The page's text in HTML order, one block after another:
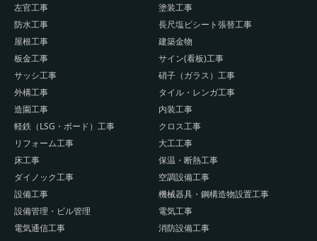
左官工事
塗装工事
防水工事
長尺塩ビシート張替工事
屋根工事
建築金物
板金工事
サイン(看板)工事
サッシ工事
硝子（ガラス）工事
外構工事
タイル・レンガ工事
造園工事
内装工事
軽鉄（LSG・ボード）工事
クロス工事
リフォーム工事
大工工事
床工事
保温・断熱工事
ダイノック工事
空調設備工事
設備工事
機械器具・鋼構造物設置工事
設備管理・ビル管理
電気工事
電気通信工事
消防設備工事